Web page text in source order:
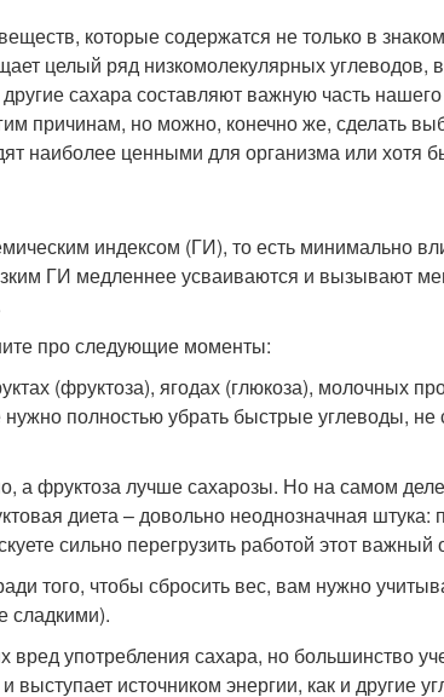
которые содержатся не только в
целый ряд низкомолекулярных углеводов,
сахара составляют важную часть
причинам, но можно, конечно же, сделать
наиболее ценными для организма или хотя
индексом (ГИ), то есть минимально
ГИ медленнее усваиваются и вызывают
про следующие моменты:
(фруктоза), ягодах (глюкоза), молочных
полностью убрать быстрые углеводы, не
а фруктоза лучше сахарозы. Но на самом
диета – довольно неоднозначная штука:
сильно перегрузить работой этот важный
того, чтобы сбросить вес, вам нужно
сладкими).
употребления сахара, но большинство
источником энергии, как и другие